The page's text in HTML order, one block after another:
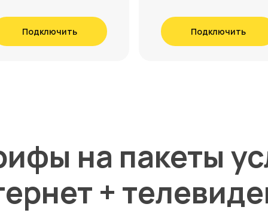
Подключить Подключить
на пакеты
+